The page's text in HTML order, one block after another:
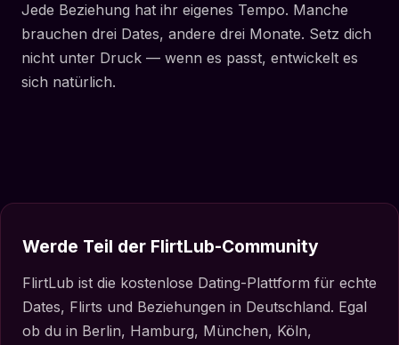
Jede Beziehung hat ihr eigenes Tempo. Manche
brauchen drei Dates, andere drei Monate. Setz dich
nicht unter Druck — wenn es passt, entwickelt es
sich natürlich.
Werde Teil der FlirtLub-Community
FlirtLub ist die kostenlose Dating-Plattform für echte
Dates, Flirts und Beziehungen in Deutschland. Egal
ob du in Berlin, Hamburg, München, Köln,